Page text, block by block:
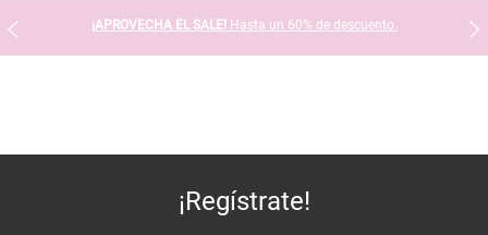
¡APROVECHA EL SALE! Hasta un 60% de descuento.
¡Regístrate!